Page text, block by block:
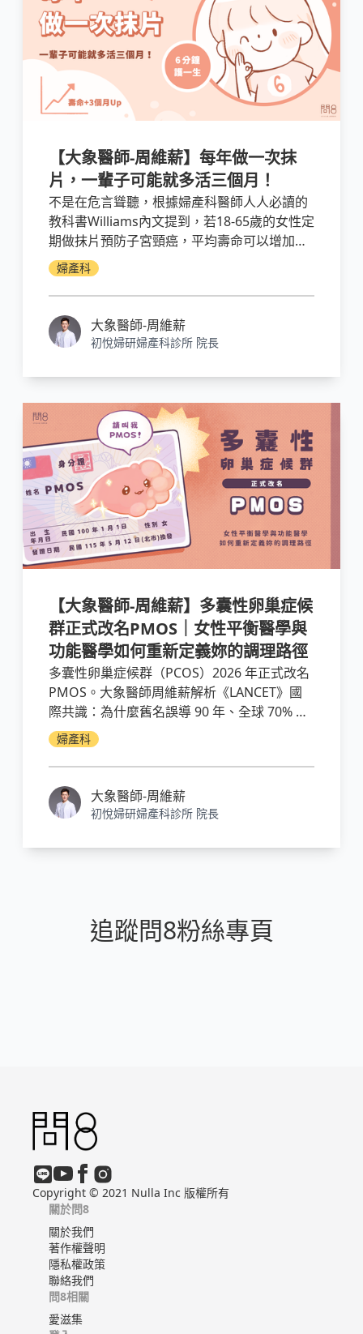
【大象醫師-周維薪】每年做一次抹
片，一輩子可能就多活三個月！
不是在危言聳聽，根據婦產科醫師人人必讀的
教科書Williams內文提到，若18-65歲的女性定
期做抹片預防子宮頸癌，平均壽命可以增加２
－３個月。
婦產科
大象醫師-周維薪
初悅婦研婦產科診所 院長
【大象醫師-周維薪】多囊性卵巢症候
群正式改名PMOS｜女性平衡醫學與
功能醫學如何重新定義妳的調理路徑
多囊性卵巢症候群（PCOS）2026 年正式改名
PMOS。大象醫師周維薪解析《LANCET》國
際共識：為什麼舊名誤導 90 年、全球 70% 患
者未被診斷，以及女性平衡醫學與功能醫學的
PMOS 檢測與調理路徑。
婦產科
大象醫師-周維薪
初悅婦研婦產科診所 院長
追蹤問8粉絲專頁
Copyright © 2021 Nulla Inc 版權所有
關於問8
關於我們
著作權聲明
隱私權政策
聯絡我們
問8相關
愛滋集